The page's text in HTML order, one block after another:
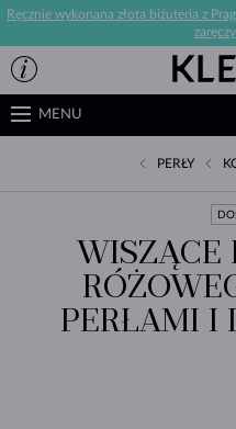
Ręcznie wykonana złota biżuteria z
MENU
PERŁY
WISZĄCE
PERŁAMI I